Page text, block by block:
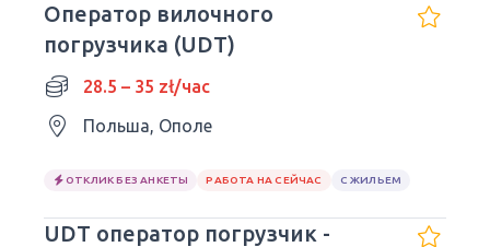
Оператор вилочного
погрузчика (UDT)
28.5 – 35 zł/час
Польша, Ополе
ОТКЛИК БЕЗ АНКЕТЫ РАБОТА НА СЕЙЧАС С ЖИЛЬЕМ
UDT оператор погрузчик -